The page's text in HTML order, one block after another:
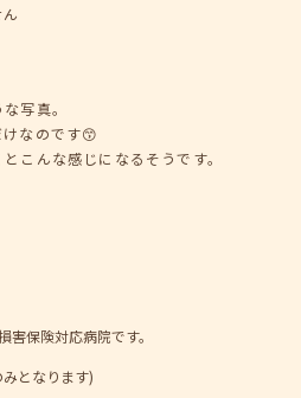
写真。
なのです😙
こんな感じになるそうです。
害保険対応病院です。
となります)